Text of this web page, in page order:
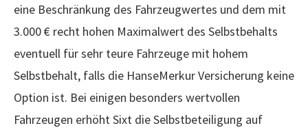
eine Beschränkung des Fahrzeugwertes und dem mit
3.000 € recht hohen Maximalwert des Selbstbehalts
eventuell für sehr teure Fahrzeuge mit hohem
Selbstbehalt, falls die HanseMerkur Versicherung keine
Option ist. Bei einigen besonders wertvollen
Fahrzeugen erhöht Sixt die Selbstbeteiligung auf